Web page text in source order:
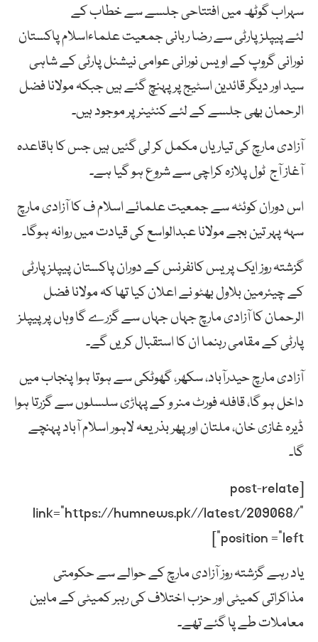
سہراب گوٹھ میں افتتاحی جلسے سے خطاب کے
لئے پیپلزپارٹی سے رضا ربانی جمعیت علماءاسلام پاکستان
نورانی گروپ کے اویس نورانی عوامی نیشنل پارٹی کے شاہی
سید اور دیگر قائدین اسٹیج پر پہنچ گئے ہیں جبکہ مولانا فضل
الرحمان بھی جلسے کے لئے کنٹینر پر موجود ہیں۔
آزادی مارچ کی تیاریاں مکمل کر لی گئیں ہیں جس کا باقاعدہ
آغاز آج ٹول پلازہ کراچی سے شروع ہو گیا ہے۔
اس دوران کوئٹہ سے جمعیت علمائے اسلام ف کا آزادی مارچ
سہہ پہر تین بجے مولانا عبدالواسع کی قیادت میں روانہ ہوگا۔
گزشتہ روز ایک پریس کانفرنس کے دوران پاکستان پیپلز پارٹی
کے چیئرمین بلاول بھٹو نے اعلان کیا تھا کہ مولانا فضل
الرحمان کا آزادی مارچ جہاں جہاں سے گزرے گا وہاں پر پیپلز
پارٹی کے مقامی رہنما ان کا استقبال کریں گے۔
آزادی مارچ حیدرآباد، سکھر، گھوٹکی سے ہوتا ہوا پنجاب میں
داخل ہو گا، قافلہ فورٹ منر و کے پہاڑی سلسلوں سے گزرتا ہوا
ڈیرہ غازی خان، ملتان اور پھر بذریعہ لاہور اسلام آباد پہنچے
گا۔
[post-relate
link=”https://humnews.pk//latest/209068/”
position =”left”]
یاد رہے گزشتہ روز آزادی مارچ کے حوالے سے حکومتی
مذاکراتی کمیٹی اور حزب اختلاف کی رہبر کمیٹی کے مابین
معاملات طے پا گئے تھے۔